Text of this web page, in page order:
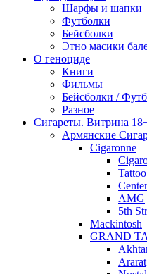
Шарфы и шапки
Футболки
Бейсболки
Этно масики
О геноциде
Книги
Фильмы
Бейсболки /
Разное
Сигареты. Витрина
Армянские
Cigaronne
Center
AMG
5th
Mackintosh
GRAND
Ararat